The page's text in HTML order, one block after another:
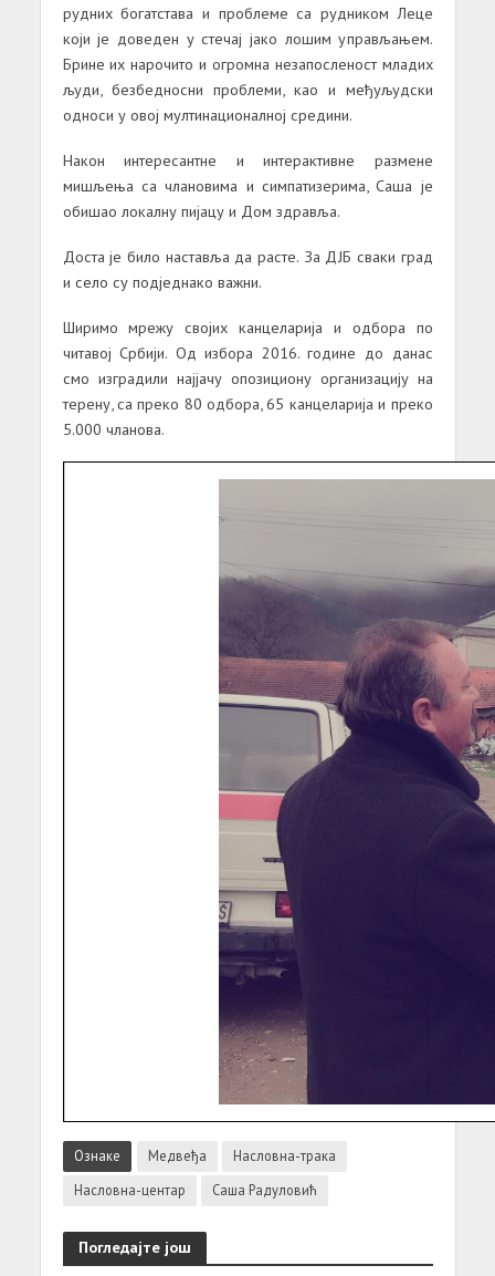
рудних богатстава и проблеме са рудником Леце
који је доведен у стечај јако лошим управљањем.
Брине их нарочито и огромна незапосленост младих
људи, безбедносни проблеми, као и међуљудски
односи у овој мултинационалној средини.
Након интересантне и интерактивне размене
мишљења са члановима и симпатизерима, Саша је
обишао локалну пијацу и Дом здравља.
Доста је било наставља да расте. За ДЈБ сваки град
и село су подједнако важни.
Ширимо мрежу својих канцеларија и одбора по
читавој Србији. Од избора 2016. године до данас
смо изградили најјачу опозициону организацију на
терену, са преко 80 одбора, 65 канцеларија и преко
5.000 чланова.
Ознаке Медвеђа
Насловна-трака
Насловна-центар
Саша Радуловић
Погледајте још